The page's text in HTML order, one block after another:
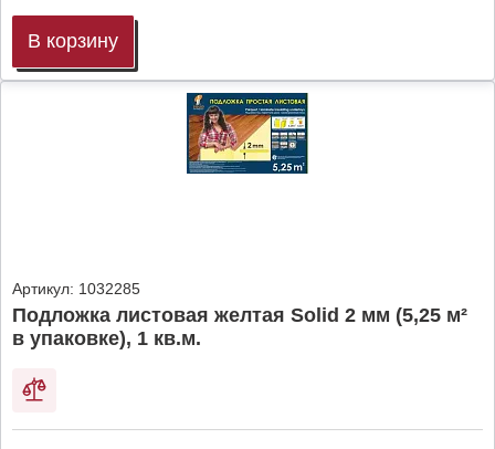
В корзину
Артикул: 1032285
Подложка листовая желтая Solid 2 мм (5,25 м²
в упаковке), 1 кв.м.